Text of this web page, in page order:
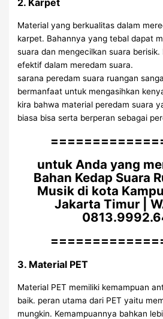
Material yang berkualitas dalam
karpet. Bahannya yang tebal dapat
suara dan mengecilkan suara
efektif dalam meredam suara.
sarana peredam suara ruangan
bermanfaat untuk mengasihkan
kira bahwa material peredam suara
biasa bisa serta berperan sebagai
untuk Anda yang
Bahan Kedap Suara
Musik di kota
Jakarta Timur |
3. Material PET
Material PET memiliki kemampuan
baik. peran utama dari PET yaitu
mungkin. Kemampuannya bahkan